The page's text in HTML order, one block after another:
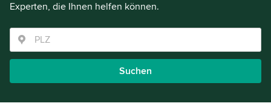
Experten, die Ihnen helfen können.
Suchen